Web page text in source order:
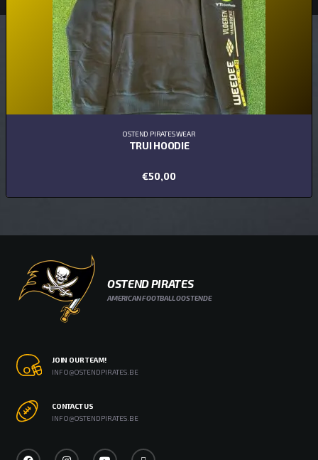
OSTEND PIRATES WEAR
TRUI HOODIE
€50,00
OPTIES SELECTEREN
OSTEND PIRATES
AMERICAN FOOTBALL OOSTENDE
JOIN OUR TEAM!
INFO@OSTENDPIRATES.BE
CONTACT US
INFO@OSTENDPIRATES.BE